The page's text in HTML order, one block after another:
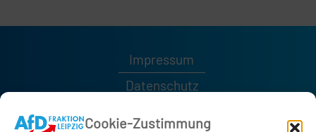
Cookie-Zustimmung
Impressum
Datenschutz